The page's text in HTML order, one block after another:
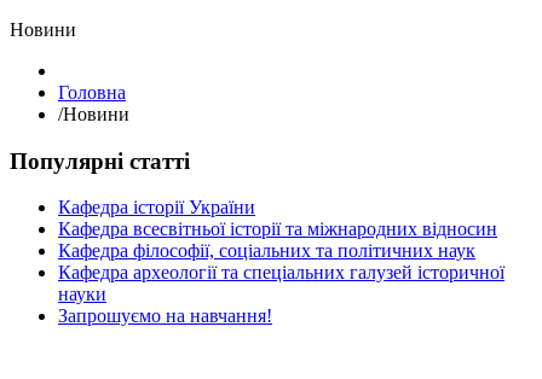
Hовини
Головна
/Hовини
Популярні статті
Кафедра історії України
Кафедра всесвітньої історії та міжнародних відносин
Кафедра філософії, соціальних та політичних наук
Кафедра археології та спеціальних галузей історичної
науки
Запрошуємо на навчання!